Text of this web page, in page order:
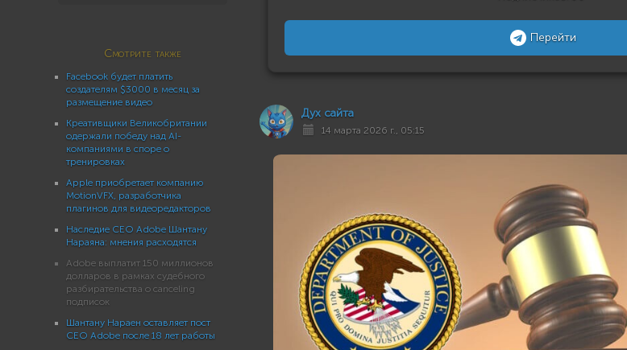
Смотрите также
Facebook будет платить
создателям $3000 в месяц за
размещение видео
Креативщики Великобритании
одержали победу над AI-
компаниями в споре о
тренировках
Apple приобретает компанию
MotionVFX, разработчика
плагинов для видеоредакторов
Наследие CEO Adobe Шантану
Нараяна: мнения расходятся
Adobe выплатит 150 миллионов
долларов в рамках судебного
разбирательства о canceling
подписок
Шантану Нараен оставляет пост
CEO Adobe после 18 лет работы
Перейти
Дух сайта
14 марта 2026 г., 05:15